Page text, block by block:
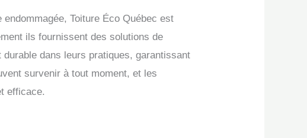
Toiture Éco Québec est
ils fournissent des solutions de
dans leurs pratiques, garantissant
survenir à tout moment, et les
efficace.